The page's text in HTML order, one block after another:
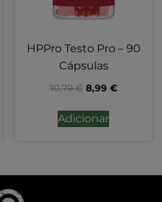
HPPro Testo Pro – 90
Cápsulas
10,79€ 8,99 €
Adicionar